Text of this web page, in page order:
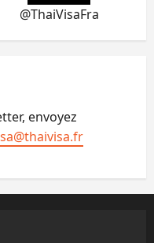
@ThaiVisaFra
envoyez